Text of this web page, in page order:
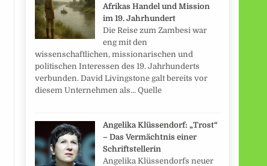
Afrikas Handel und Mission
im 19. Jahrhundert
Die Reise zum Zambesi war
eng mit den
wissenschaftlichen, missionarischen und
politischen Interessen des 19. Jahrhunderts
verbunden. David Livingstone galt bereits vor
diesem Unternehmen als... Quelle
Angelika Klüssendorf: „Trost“
– Das Vermächtnis einer
Schriftstellerin
Angelika Klüssendorfs neuer